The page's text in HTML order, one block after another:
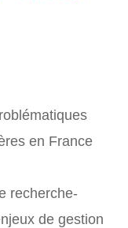
en France
recherche-
de gestion